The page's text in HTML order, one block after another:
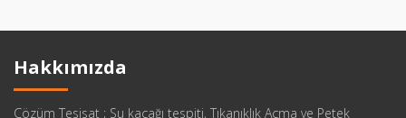
Hakkımızda
Çözüm Tesisat ; Su kaçağı tespiti, Tıkanıklık Açma ve Petek